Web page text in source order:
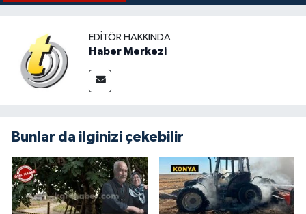
EDITÖR HAKKINDA
Haber Merkezi
Bunlar da ilginizi çekebilir